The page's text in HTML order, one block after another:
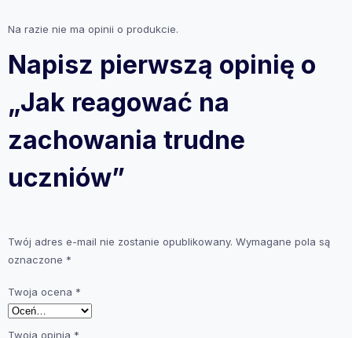
Na razie nie ma opinii o produkcie.
Napisz pierwszą opinię o
„Jak reagować na
zachowania trudne
uczniów”
Twój adres e-mail nie zostanie opublikowany. Wymagane pola są
oznaczone *
Twoja ocena *
Twoja opinia *